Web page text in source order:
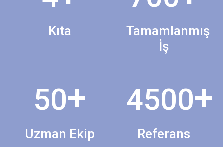
Kıta
Tamamlanmış
İş
50+
Uzman Ekip
4500+
Referans